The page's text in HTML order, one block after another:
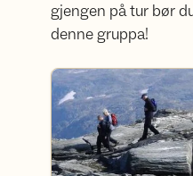
gjengen på tur bør
denne gruppa!
Årdal Gålag